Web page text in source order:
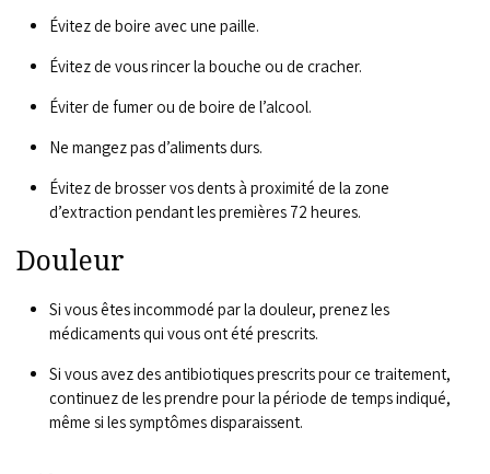
Évitez de boire avec une paille.
Évitez de vous rincer la bouche ou de cracher.
Éviter de fumer ou de boire de l’alcool.
Ne mangez pas d’aliments durs.
Évitez de brosser vos dents à proximité de la zone
d’extraction pendant les premières 72 heures.
Douleur
Si vous êtes incommodé par la douleur, prenez les
médicaments qui vous ont été prescrits.
Si vous avez des antibiotiques prescrits pour ce traitement,
continuez de les prendre pour la période de temps indiqué,
même si les symptômes disparaissent.